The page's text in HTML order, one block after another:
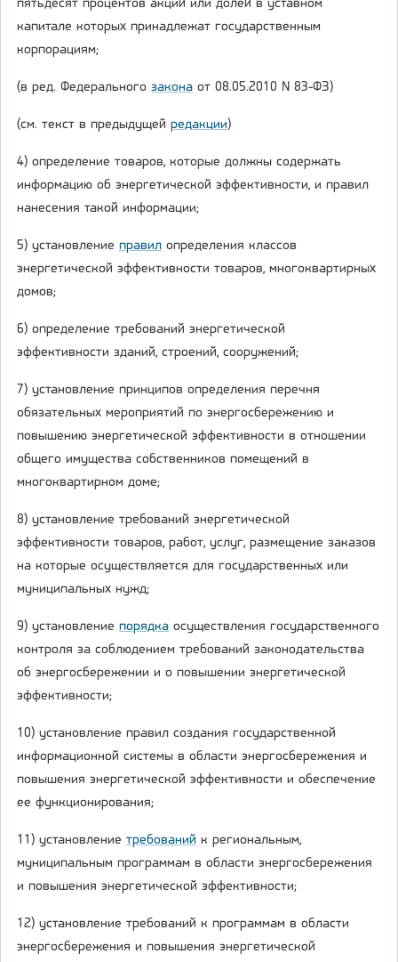
пятьдесят процентов акций или долей в уставном
капитале которых принадлежат государственным
корпорациям;
(в ред. Федерального закона от 08.05.2010 N 83-ФЗ)
(см. текст в предыдущей редакции)
4) определение товаров, которые должны содержать
информацию об энергетической эффективности, и правил
нанесения такой информации;
5) установление правил определения классов
энергетической эффективности товаров, многоквартирных
домов;
6) определение требований энергетической
эффективности зданий, строений, сооружений;
7) установление принципов определения перечня
обязательных мероприятий по энергосбережению и
повышению энергетической эффективности в отношении
общего имущества собственников помещений в
многоквартирном доме;
8) установление требований энергетической
эффективности товаров, работ, услуг, размещение заказов
на которые осуществляется для государственных или
муниципальных нужд;
9) установление порядка осуществления государственного
контроля за соблюдением требований законодательства
об энергосбережении и о повышении энергетической
эффективности;
10) установление правил создания государственной
информационной системы в области энергосбережения и
повышения энергетической эффективности и обеспечение
ее функционирования;
11) установление требований к региональным,
муниципальным программам в области энергосбережения
и повышения энергетической эффективности;
12) установление требований к программам в области
энергосбережения и повышения энергетической